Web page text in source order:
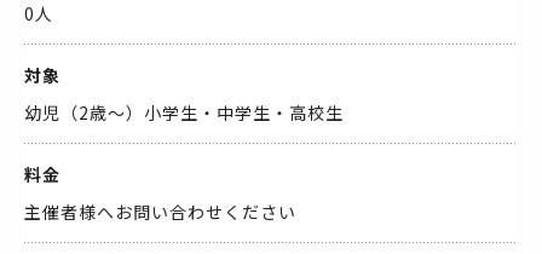
0人
対象
幼児（2歳～）小学生・中学生・高校生
料金
主催者様へお問い合わせください